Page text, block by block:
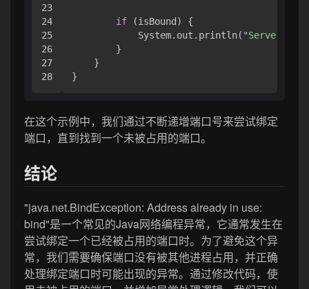
23
24
25
26
27
if (isBound) {
            System.out.println(
"Server
        }
    }
}
在这个示例中，我们通过不断递增端口号来尝试绑定
端口，直到找到一个未被占用的端口。
结论
"java.net.BindException: Address already in use:
bind"是一个常见的Java网络编程异常，它通常发生在
尝试绑定一个已经被占用的端口时。为了避免这个异
常，我们需要确保端口没有被其他进程占用，并正确
处理绑定端口时可能出现的异常。通过修改代码，使